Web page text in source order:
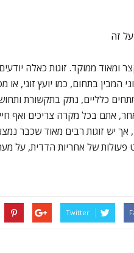
זה
ומאוד ממוקד. זוגות כאלה
המבין בתחום, כמו יועץ זוגי,
כלליים, נתק בתקשורת
אתם בכל מקרה צריכים ואף
אך יש זוגות רבים מאוד שכבר
פעולות של אחריות הדדית, על
Twitter